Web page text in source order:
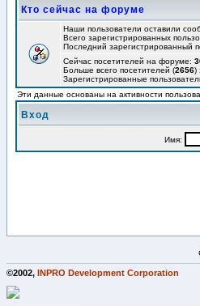
Кто сейчас на форуме
Наши пользователи оставили
Всего зарегистрированных
Последний зарегистрированный
Сейчас посетителей на форуме:
Больше всего посетителей (2656)
Зарегистрированные
Эти данные основаны на активности
Вход
Имя:
©2002, INPRO Development Corporation